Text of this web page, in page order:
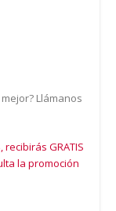
Llámanos
GRATIS
la promoción